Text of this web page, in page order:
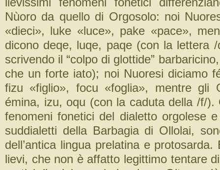
Nùoro da quello di Orgosolo: noi
«dieci», luke «luce», pake «pace»,
dicono deqe, luqe, paqe (con la lettera
scrivendo il “colpo di glottide”
che un forte iato); noi Nuoresi diciamo
fizu «figlio», focu «foglia», mentre gli
émina, izu, oqu (con la caduta della /f/).
fenomeni fonetici del dialetto orgolese
suddialetti della Barbagia di Ollolai,
dell’antica lingua prelatina e
lievi, che non è affatto legittimo tentare